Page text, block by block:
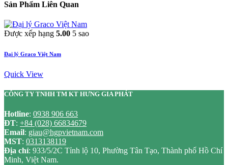
Sản Phẩm Liên Quan
Được xếp hạng 5.00 5 sao
Đại lý Graco Việt Nam
Quick View
CÔNG TY TNHH TM KT HƯNG GIA PHÁT
Hotline: 0938 906 663
ĐT: +84 (028) 66834679
Email: giau@hgpvietnam.com
MST: 0313138119
Địa chỉ: 933/5/2C Tỉnh lộ 10, Phường Tân Tạo, Thành phố Hồ Chí
Minh, Việt Nam.